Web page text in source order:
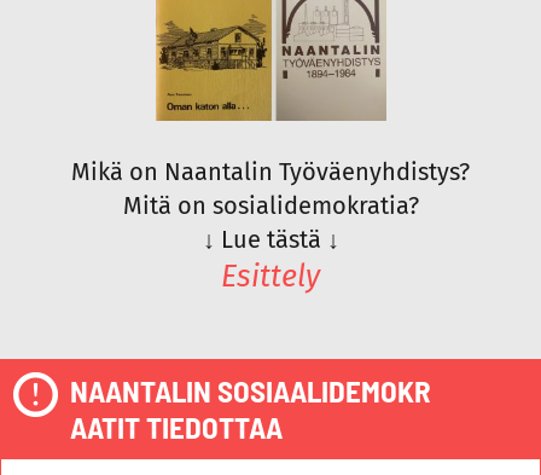
Mikä on Naantalin Työväenyhdistys?
Mitä on sosialidemokratia?
↓ Lue tästä ↓
Esittely
NAANTALIN SOSIAALIDEMOKR
AATIT TIEDOTTAA